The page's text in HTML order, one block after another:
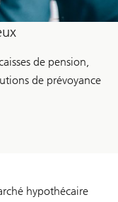
de pension,
de prévoyance
hypothécaire